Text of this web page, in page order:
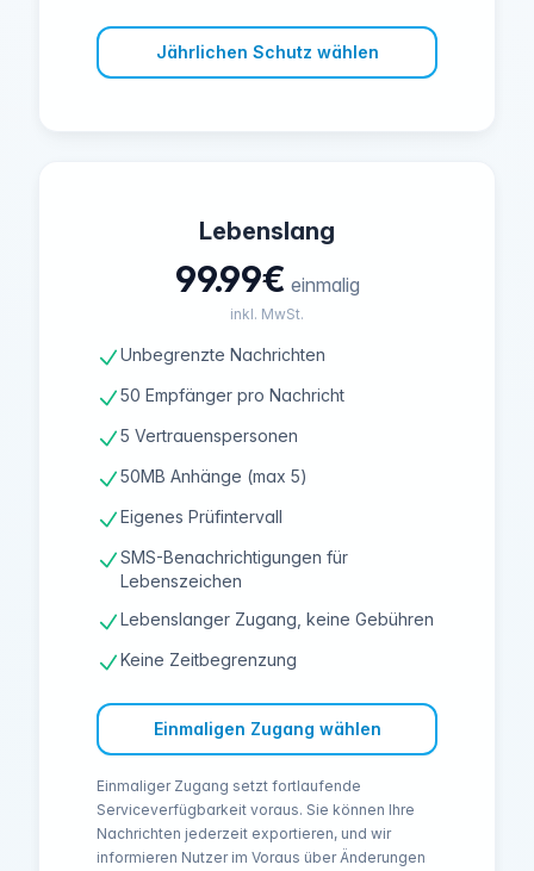
Jährlichen Schutz wählen
Lebenslang
99.99€ einmalig
inkl. MwSt.
Unbegrenzte Nachrichten
50 Empfänger pro Nachricht
5 Vertrauenspersonen
50MB Anhänge (max 5)
Eigenes Prüfintervall
SMS-Benachrichtigungen für
Lebenszeichen
Lebenslanger Zugang, keine Gebühren
Keine Zeitbegrenzung
Einmaligen Zugang wählen
Einmaliger Zugang setzt fortlaufende
Serviceverfügbarkeit voraus. Sie können Ihre
Nachrichten jederzeit exportieren, und wir
informieren Nutzer im Voraus über Änderungen